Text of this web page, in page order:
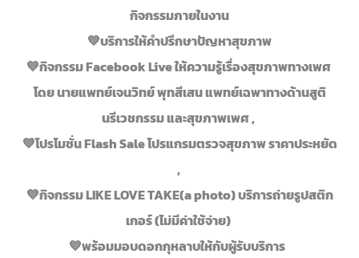
กิจกรรมภายในงาน
💙บริการให้คำปรึกษาปัญหาสุขภาพ
💙กิจกรรม Facebook Live ให้ความรู้เรื่องสุขภาพทางเพศ
โดย นายแพทย์เจนวิทย์ พุทสีเสน แพทย์เฉพาทางด้านสูติ
นรีเวชกรรม และสุขภาพเพศ ,
💙โปรโมชั่น Flash Sale โปรแกรมตรวจสุขภาพ ราคาประหยัด
,
💙กิจกรรม LIKE LOVE TAKE(a photo) บริการถ่ายรูปสติก
เกอร์ (ไม่มีค่าใช้จ่าย)
💙พร้อมมอบดอกกุหลาบให้กับผู้รับบริการ